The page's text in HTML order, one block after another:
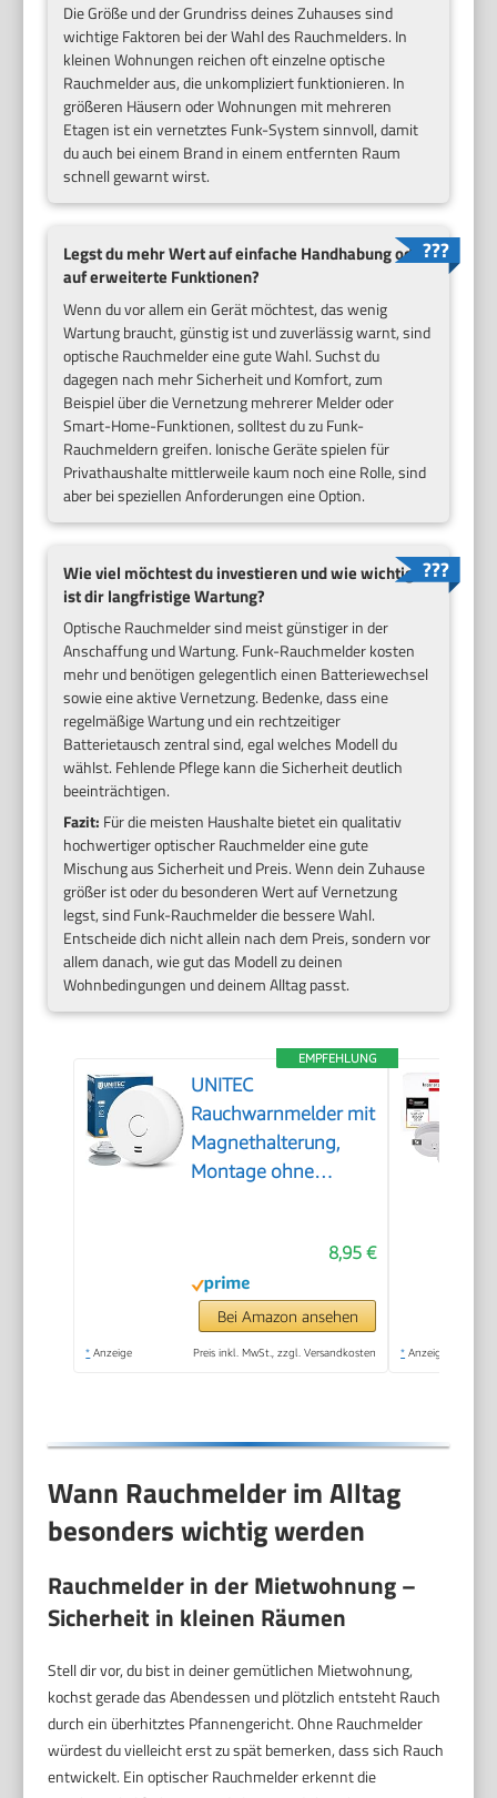
Die Größe und der Grundriss deines Zuhauses sind
wichtige Faktoren bei der Wahl des Rauchmelders. In
kleinen Wohnungen reichen oft einzelne optische
Rauchmelder aus, die unkompliziert funktionieren. In
größeren Häusern oder Wohnungen mit mehreren
Etagen ist ein vernetztes Funk-System sinnvoll, damit
du auch bei einem Brand in einem entfernten Raum
schnell gewarnt wirst.
Legst du mehr Wert auf einfache Handhabung oder
auf erweiterte Funktionen?
Wenn du vor allem ein Gerät möchtest, das wenig
Wartung braucht, günstig ist und zuverlässig warnt, sind
optische Rauchmelder eine gute Wahl. Suchst du
dagegen nach mehr Sicherheit und Komfort, zum
Beispiel über die Vernetzung mehrerer Melder oder
Smart-Home-Funktionen, solltest du zu Funk-
Rauchmeldern greifen. Ionische Geräte spielen für
Privathaushalte mittlerweile kaum noch eine Rolle, sind
aber bei speziellen Anforderungen eine Option.
Wie viel möchtest du investieren und wie wichtig
ist dir langfristige Wartung?
Optische Rauchmelder sind meist günstiger in der
Anschaffung und Wartung. Funk-Rauchmelder kosten
mehr und benötigen gelegentlich einen Batteriewechsel
sowie eine aktive Vernetzung. Bedenke, dass eine
regelmäßige Wartung und ein rechtzeitiger
Batterietausch zentral sind, egal welches Modell du
wählst. Fehlende Pflege kann die Sicherheit deutlich
beeinträchtigen.
Fazit: Für die meisten Haushalte bietet ein qualitativ
hochwertiger optischer Rauchmelder eine gute
Mischung aus Sicherheit und Preis. Wenn dein Zuhause
größer ist oder du besonderen Wert auf Vernetzung
legst, sind Funk-Rauchmelder die bessere Wahl.
Entscheide dich nicht allein nach dem Preis, sondern vor
allem danach, wie gut das Modell zu deinen
Wohnbedingungen und deinem Alltag passt.
EMPFEHLUNG
UNITEC
Rauchwarnmelder mit
Magnethalterung,
Montage ohne
3M Klebepads für
sicheren Halt, mit
LED-
Funktionsanzeige,
8,95 €
Bei Amazon ansehen
* Anzeige Preis inkl. MwSt., zzgl. Versandkosten * Anzeige
Wann Rauchmelder im Alltag
besonders wichtig werden
Rauchmelder in der Mietwohnung –
Sicherheit in kleinen Räumen
Stell dir vor, du bist in deiner gemütlichen Mietwohnung,
kochst gerade das Abendessen und plötzlich entsteht Rauch
durch ein überhitztes Pfannengericht. Ohne Rauchmelder
würdest du vielleicht erst zu spät bemerken, dass sich Rauch
entwickelt. Ein optischer Rauchmelder erkennt die